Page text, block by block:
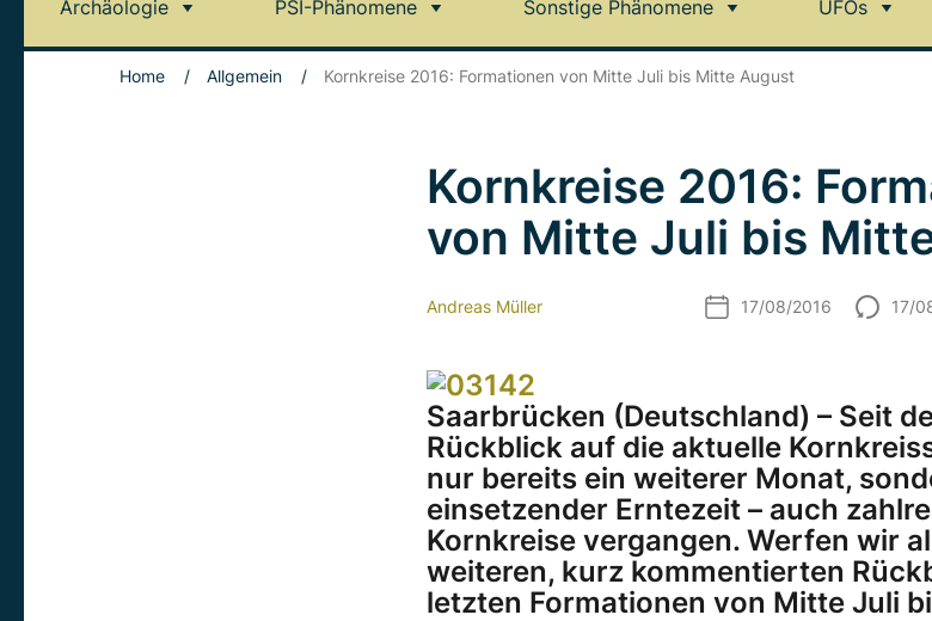
Archäologie PSI-Phänomene Sonstige Phänomene UFOs
Home / Allgemein / Kornkreise 2016: Formationen von Mitte Juli bis Mitte August
Kornkreise 2016:
von Mitte Juli bis
Andreas Müller 17/08/2016 17/
Saarbrücken (Deutschland) – Seit
Rückblick auf die aktuelle
nur bereits ein weiterer Monat,
einsetzender Erntezeit – auch
Kornkreise vergangen. Werfen wir
weiteren, kurz kommentierten
letzten Formationen von Mitte Juli